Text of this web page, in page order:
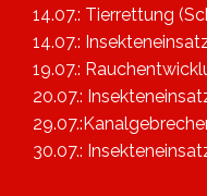
14.07.: Tierrettung
14.07.:
19.07.:
20.07.:
30.07.: